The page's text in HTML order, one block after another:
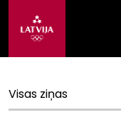
Visas ziņas